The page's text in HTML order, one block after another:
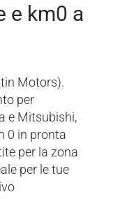
e km0 a
Motors).
per
e Mitsubishi,
0 in pronta
per la zona
per le tue